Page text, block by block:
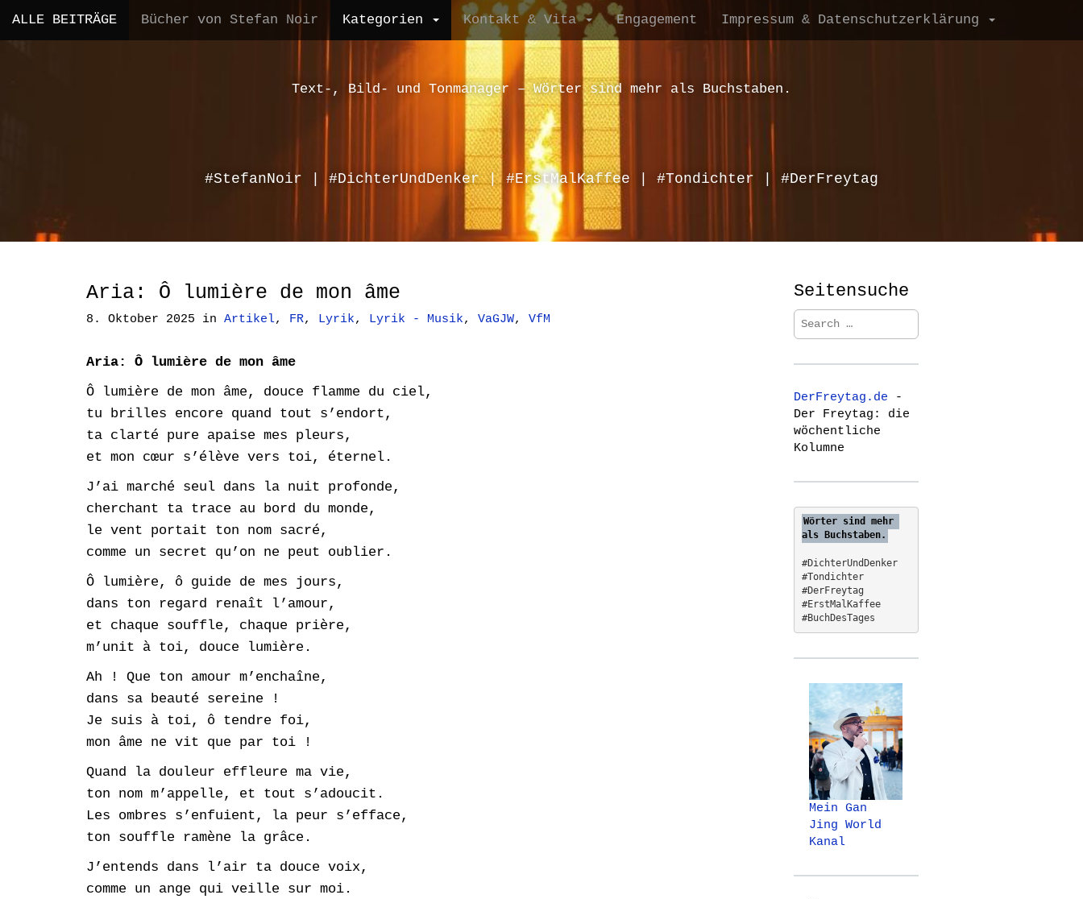
t
ALLE BEITRÄGE Bücher von Stefan Noir Kategorien Kontakt & Vita Engagement Impressum & Datenschutzerklärung
Text-, Bild- und Tonmanager – Wörter sind mehr als Buchstaben.
#StefanNoir | #DichterUndDenker | #ErstMalKaffee | #Tondichter | #DerFreytag
Aria: Ô lumière de mon âme
8. Oktober 2025 in Artikel, FR, Lyrik, Lyrik - Musik, VaGJW, VfM
Aria: Ô lumière de mon âme
Ô lumière de mon âme, douce flamme du ciel,
tu brilles encore quand tout s’endort,
ta clarté pure apaise mes pleurs,
et mon cœur s’élève vers toi, éternel.
J’ai marché seul dans la nuit profonde,
cherchant ta trace au bord du monde,
le vent portait ton nom sacré,
comme un secret qu’on ne peut oublier.
Ô lumière, ô guide de mes jours,
dans ton regard renaît l’amour,
et chaque souffle, chaque prière,
m’unit à toi, douce lumière.
Ah ! Que ton amour m’enchaîne,
dans sa beauté sereine !
Je suis à toi, ô tendre foi,
mon âme ne vit que par toi !
Quand la douleur effleure ma vie,
ton nom m’appelle, et tout s’adoucit.
Les ombres s’enfuient, la peur s’efface,
ton souffle ramène la grâce.
J’entends dans l’air ta douce voix,
comme un ange qui veille sur moi.
Seitensuche
S
e
r
h
f
o
r
DerFreytag.de -
Der Freytag: die
wöchentliche
Kolumne
Wörter sind mehr
als Buchstaben.
#DichterUndDenker
#Tondichter
#DerFreytag
#ErstMalKaffee
#BuchDesTages
Mein Gan
Jing World
Kanal